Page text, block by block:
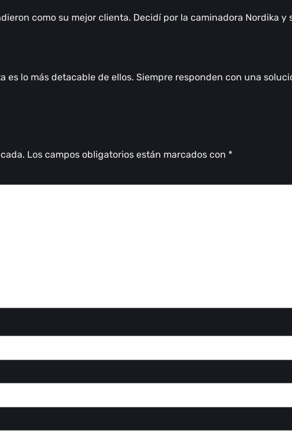
como su mejor clienta. Decidí por la caminadora Nordika
lo más detacable de ellos. Siempre responden con una
Los campos obligatorios están marcados con *